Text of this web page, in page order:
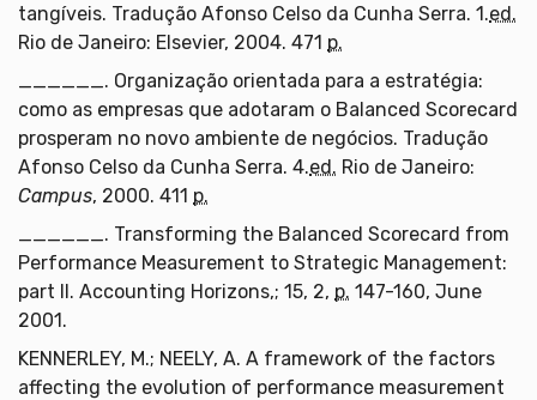
tangíveis. Tradução Afonso Celso da Cunha Serra. 1.ed.
Rio de Janeiro: Elsevier, 2004. 471 p.
______. Organização orientada para a estratégia:
como as empresas que adotaram o Balanced Scorecard
prosperam no novo ambiente de negócios. Tradução
Afonso Celso da Cunha Serra. 4.ed. Rio de Janeiro:
Campus, 2000. 411 p.
______. Transforming the Balanced Scorecard from
Performance Measurement to Strategic Management:
part II. Accounting Horizons,; 15, 2, p. 147-160, June
2001.
KENNERLEY, M.; NEELY, A. A framework of the factors
affecting the evolution of performance measurement